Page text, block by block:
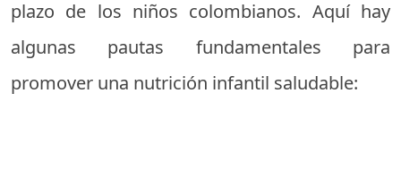
plazo de los niños colombianos. Aquí hay
algunas pautas fundamentales para
promover una nutrición infantil saludable: